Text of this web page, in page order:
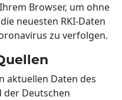
Browser, um ohne
neuesten RKI-Daten
zu verfolgen.
aktuellen Daten des
der Deutschen